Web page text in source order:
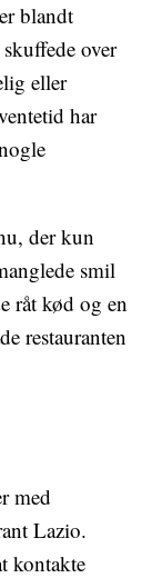
blandt
over
eller
har
der kun
smil
råt kød og en
restauranten
med
Lazio.
kontakte